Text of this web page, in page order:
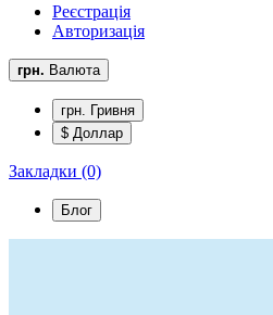
Реєстрація
Авторизація
грн. Валюта
грн. Гривня
$ Доллар
Закладки (0)
Блог